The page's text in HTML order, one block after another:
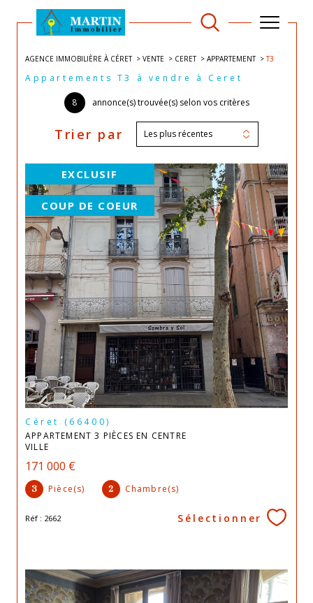
AGENCE IMMOBILIÈRE À CÉRET VENTE CERET APPARTEMENT T3
Appartements T3 à vendre à Ceret
8 annonce(s) trouvée(s) selon vos critères
Trier par Les plus récentes
EXCLUSIF
COUP DE COEUR
Céret (66400)
APPARTEMENT 3 PIÈCES EN CENTRE
VILLE
171 000 €
3 Pièce(s) 2 Chambre(s)
Réf : 2662 Sélectionner